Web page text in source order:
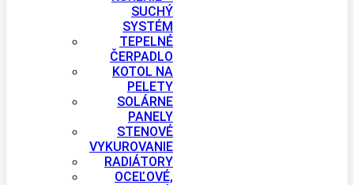
SUCHÝ
SYSTÉM
TEPELNÉ
ČERPADLO
KOTOL NA
PELETY
SOLÁRNE
PANELY
STENOVÉ
VYKUROVANIE
RADIÁTORY
OCEĽOVÉ,